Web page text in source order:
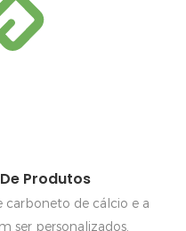
Produtos
carboneto de cálcio e a
ser personalizados.